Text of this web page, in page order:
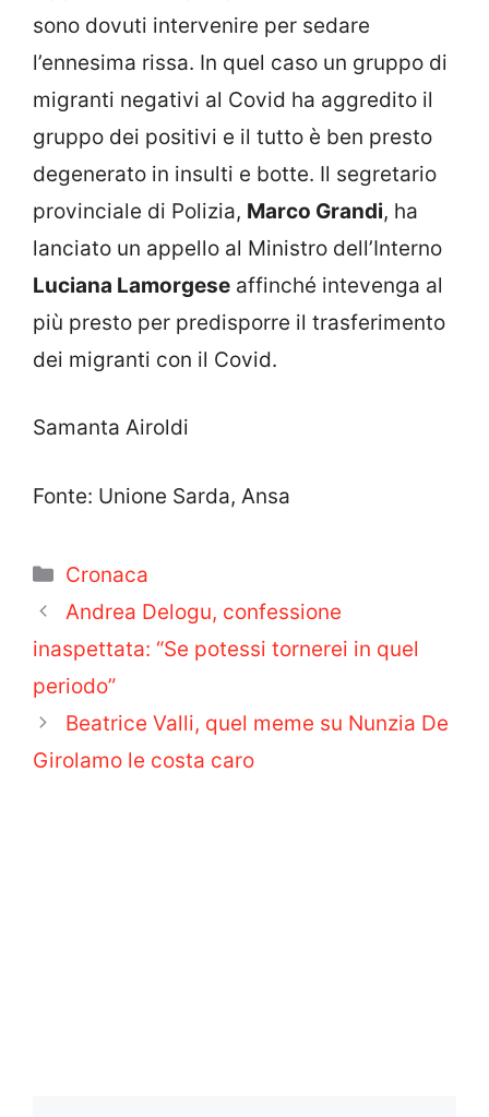
sono dovuti intervenire per sedare
l’ennesima rissa. In quel caso un gruppo di
migranti negativi al Covid ha aggredito il
gruppo dei positivi e il tutto è ben presto
degenerato in insulti e botte. Il segretario
provinciale di Polizia, Marco Grandi, ha
lanciato un appello al Ministro dell’Interno
Luciana Lamorgese affinché intevenga al
più presto per predisporre il trasferimento
dei migranti con il Covid.
Samanta Airoldi
Fonte: Unione Sarda, Ansa
Categorie
Cronaca
Andrea Delogu, confessione
inaspettata: “Se potessi tornerei in quel
periodo”
Beatrice Valli, quel meme su Nunzia De
Girolamo le costa caro